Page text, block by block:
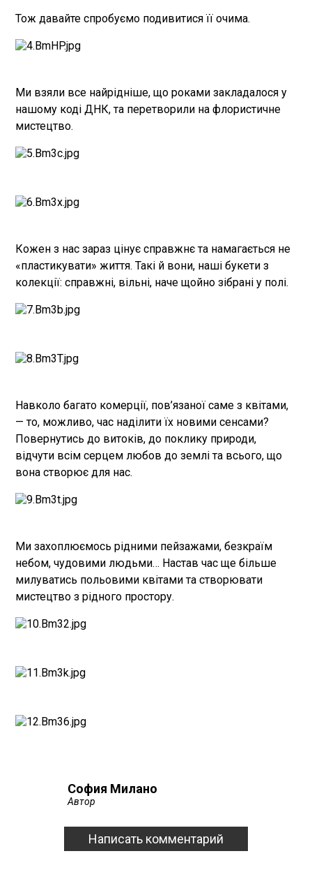
Тож давайте спробуємо подивитися її очима.
Ми взяли все найрідніше, що роками закладалося у
нашому коді ДНК, та перетворили на флористичне
мистецтво.
Кожен з нас зараз цінує справжнє та намагається не
«пластикувати» життя. Такі й вони, наші букети з
колекції: справжні, вільні, наче щойно зібрані у полі.
Навколо багато комерції, пов’язаної саме з квітами,
— то, можливо, час наділити їх новими сенсами?
Повернутись до витоків, до поклику природи,
відчути всім серцем любов до землі та всього, що
вона створює для нас.
Ми захоплюємось рідними пейзажами, безкраїм
небом, чудовими людьми… Настав час ще більше
милуватись польовими квітами та створювати
мистецтво з рідного простору.
София Милано
Автор
Написать комментарий